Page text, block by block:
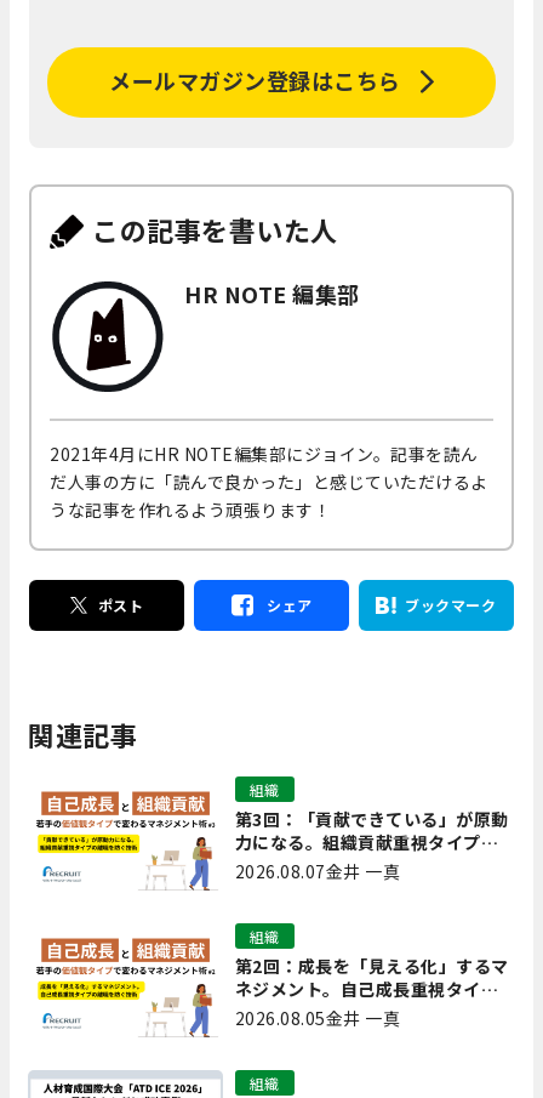
メールマガジン登録はこちら
この記事を書いた人
HR NOTE 編集部
2021年4月にHR NOTE編集部にジョイン。記事を読ん
だ人事の方に「読んで良かった」と感じていただけるよ
うな記事を作れるよう頑張ります！
ポスト シェア ブックマーク
関連記事
第3回：「貢献できている」が原動
力になる。組織貢献重視タイプの
離職を防ぐ技術
組織
2026.08.07金井 一真
第2回：成長を「見える化」するマ
ネジメント。自己成長重視タイプ
の離職を防ぐ技術
組織
2026.08.05金井 一真
組織